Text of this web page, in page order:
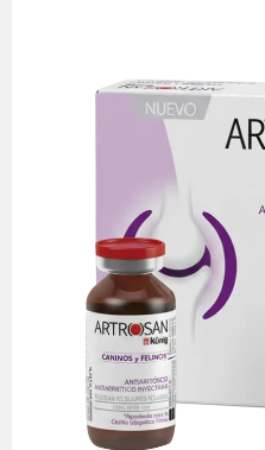
(Pentosán Polisulfato
producto que goza de una
veterinaria de Costa Rica,
la osteoartritis y la
por ser un Modificador de
(DMOAD), lo que significa
que intenta frenar el proceso
valor diferencial. Pero como
que un condroprotector
articulares son
fármaco inyectable con
profundos: Acción
condrocitos para mejorar
Microcirculación: mejorando
por ende el